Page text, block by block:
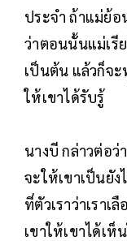
ประจำ ถ้าแม่ย้อ
ว่าตอนนั้นแม่เรี
เป็นต้น แล้วก็จ
ให้เขาได้รับรู้
นางบี กล่าวต่อว่
จะให้เขาเป็นยัง
ที่ตัวเราว่าเรา
เขาให้เขาได้เ